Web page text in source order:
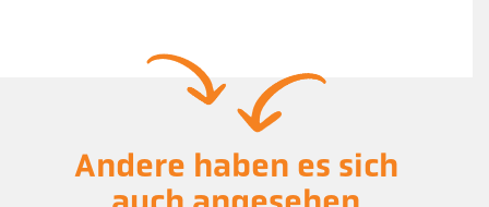
Andere haben es sich